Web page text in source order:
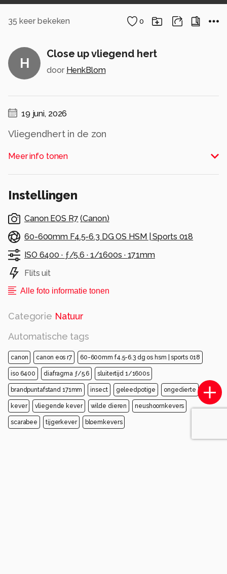
35 keer bekeken 0
H
Close up vliegend hert
door HenkBlom
19 juni, 2026
Vliegendhert in de zon
Alle rechten voorbehouden
Meer info tonen
Instellingen
Canon EOS R7 (Canon)
60-600mm F4.5-6.3 DG OS HSM | Sports 018
ISO 6400 · ƒ/5.6 · 1/1600s · 171mm
Flits uit
Alle foto informatie tonen
Categorie Natuur
Automatische tags
canon canon eos r7 60-600mm f4.5-6.3 dg os hsm | sports 018
iso 6400 diafragma ƒ/5.6 sluitertijd 1/1600s
brandpuntafstand 171mm insect geleedpotige ongedierte
kever vliegende kever wilde dieren neushoornkevers
scarabee tijgerkever bloemkevers